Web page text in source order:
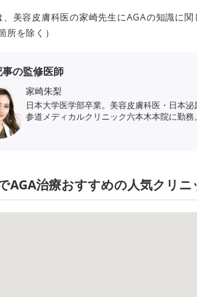
美容皮膚科医の家崎先生にAGAの知識に
所を除く）
事の監修医師
家崎朱梨
日本大学医学部卒業。美容皮膚科医・日本
参道メディカルクリニック六本木本院に勤務。
AGA治療おすすめの人気クリ